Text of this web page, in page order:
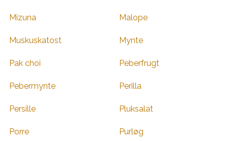
Mizuna Malope
Muskuskatost Mynte
Pak choi Peberfrugt
Pebermynte Perilla
Persille Pluksalat
Porre Purløg